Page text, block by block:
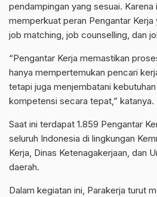
pendampingan yang sesuai. Karena
memperkuat peran Pengantar Kerja
job matching, job counselling, dan
“Pengantar Kerja memastikan
hanya mempertemukan pencari
tetapi juga menjembatani
kompetensi secara tepat,” katanya.
Saat ini terdapat 1.859 Pengantar
seluruh Indonesia di lingkungan
Kerja, Dinas Ketenagakerjaan, dan
daerah.
Dalam kegiatan ini, Parakerja turut